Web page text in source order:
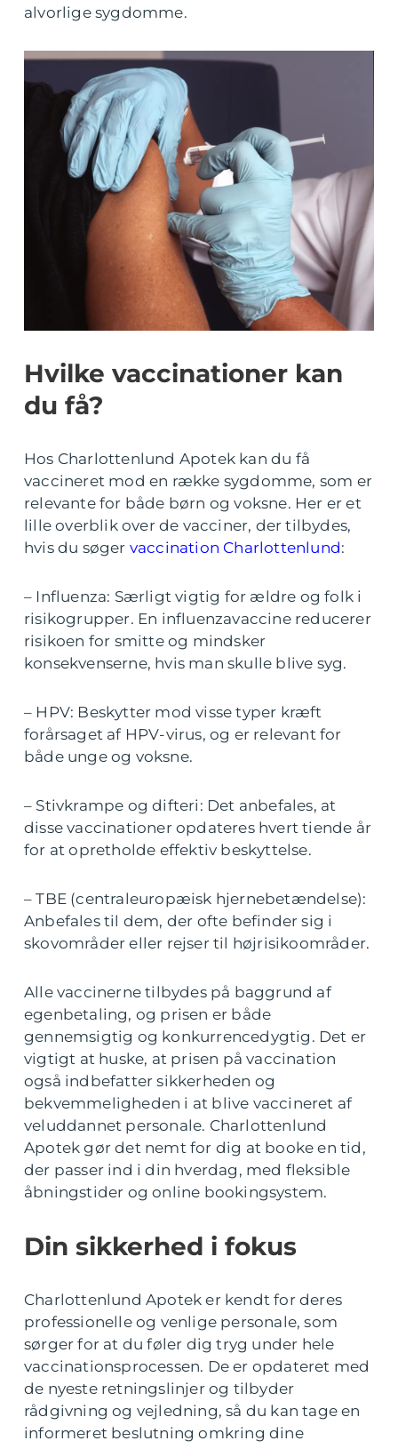
alvorlige sygdomme.
Hvilke vaccinationer kan
du få?
Hos Charlottenlund Apotek kan du få
vaccineret mod en række sygdomme, som er
relevante for både børn og voksne. Her er et
lille overblik over de vacciner, der tilbydes,
hvis du søger vaccination Charlottenlund:
– Influenza: Særligt vigtig for ældre og folk i
risikogrupper. En influenzavaccine reducerer
risikoen for smitte og mindsker
konsekvenserne, hvis man skulle blive syg.
– HPV: Beskytter mod visse typer kræft
forårsaget af HPV-virus, og er relevant for
både unge og voksne.
– Stivkrampe og difteri: Det anbefales, at
disse vaccinationer opdateres hvert tiende år
for at opretholde effektiv beskyttelse.
– TBE (centraleuropæisk hjernebetændelse):
Anbefales til dem, der ofte befinder sig i
skovområder eller rejser til højrisikoområder.
Alle vaccinerne tilbydes på baggrund af
egenbetaling, og prisen er både
gennemsigtig og konkurrencedygtig. Det er
vigtigt at huske, at prisen på vaccination
også indbefatter sikkerheden og
bekvemmeligheden i at blive vaccineret af
veluddannet personale. Charlottenlund
Apotek gør det nemt for dig at booke en tid,
der passer ind i din hverdag, med fleksible
åbningstider og online bookingsystem.
Din sikkerhed i fokus
Charlottenlund Apotek er kendt for deres
professionelle og venlige personale, som
sørger for at du føler dig tryg under hele
vaccinationsprocessen. De er opdateret med
de nyeste retningslinjer og tilbyder
rådgivning og vejledning, så du kan tage en
informeret beslutning omkring dine